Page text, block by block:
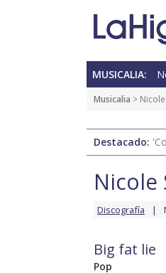
MUSICALIA:
Musicalia >
Destacado:
Nicole
Discografía
Big fat lie
Pop